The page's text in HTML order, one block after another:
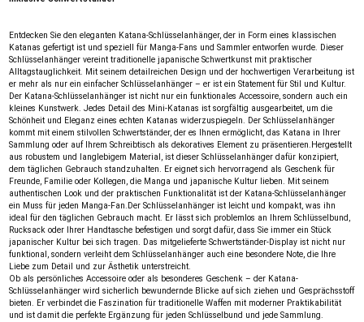
Entdecken Sie den eleganten Katana-Schlüsselanhänger, der in Form eines klassischen
Katanas gefertigt ist und speziell für Manga-Fans und Sammler entworfen wurde. Dieser
Schlüsselanhänger vereint traditionelle japanische Schwertkunst mit praktischer
Alltagstauglichkeit. Mit seinem detailreichen Design und der hochwertigen Verarbeitung ist
er mehr als nur ein einfacher Schlüsselanhänger – er ist ein Statement für Stil und Kultur.
Der Katana-Schlüsselanhänger ist nicht nur ein funktionales Accessoire, sondern auch ein
kleines Kunstwerk. Jedes Detail des Mini-Katanas ist sorgfältig ausgearbeitet, um die
Schönheit und Eleganz eines echten Katanas widerzuspiegeln. Der Schlüsselanhänger
kommt mit einem stilvollen Schwertständer, der es Ihnen ermöglicht, das Katana in Ihrer
Sammlung oder auf Ihrem Schreibtisch als dekoratives Element zu präsentieren.Hergestellt
aus robustem und langlebigem Material, ist dieser Schlüsselanhänger dafür konzipiert,
dem täglichen Gebrauch standzuhalten. Er eignet sich hervorragend als Geschenk für
Freunde, Familie oder Kollegen, die Manga und japanische Kultur lieben. Mit seinem
authentischen Look und der praktischen Funktionalität ist der Katana-Schlüsselanhänger
ein Muss für jeden Manga-Fan.Der Schlüsselanhänger ist leicht und kompakt, was ihn
ideal für den täglichen Gebrauch macht. Er lässt sich problemlos an Ihrem Schlüsselbund,
Rucksack oder Ihrer Handtasche befestigen und sorgt dafür, dass Sie immer ein Stück
japanischer Kultur bei sich tragen. Das mitgelieferte Schwertständer-Display ist nicht nur
funktional, sondern verleiht dem Schlüsselanhänger auch eine besondere Note, die Ihre
Liebe zum Detail und zur Ästhetik unterstreicht.
Ob als persönliches Accessoire oder als besonderes Geschenk – der Katana-
Schlüsselanhänger wird sicherlich bewundernde Blicke auf sich ziehen und Gesprächsstoff
bieten. Er verbindet die Faszination für traditionelle Waffen mit moderner Praktikabilität
und ist damit die perfekte Ergänzung für jeden Schlüsselbund und jede Sammlung.